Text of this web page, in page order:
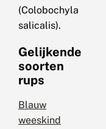
(Colobochyla
salicalis).
Gelijkende
soorten
rups
Blauw
weeskind